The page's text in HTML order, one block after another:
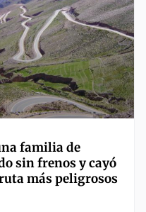
familia de
sin frenos y cayó
más peligrosos